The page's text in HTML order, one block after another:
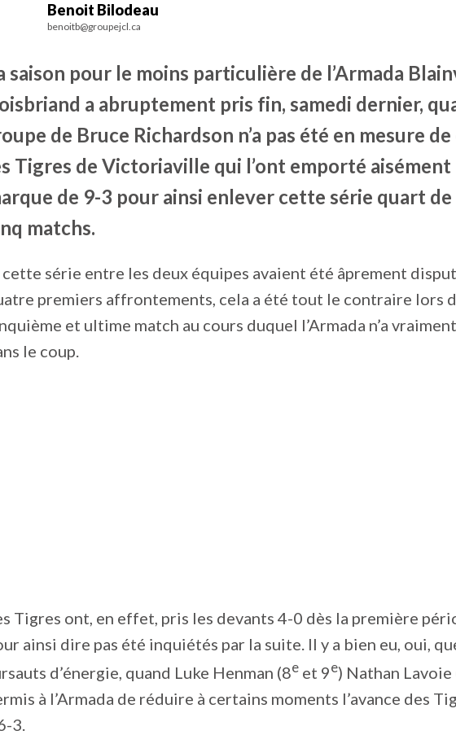
Benoit Bilodeau
benoitb@groupejcl.ca
saison pour le moins particulière de l’Armada
a abruptement pris fin, samedi dernier,
de Bruce Richardson n’a pas été en mesure
Tigres de Victoriaville qui l’ont emporté aisément
de 9-3 pour ainsi enlever cette série quart
matchs.
cette série entre les deux équipes avaient été âprement
premiers affrontements, cela a été tout le contraire lors
et ultime match au cours duquel l’Armada n’a
le coup.
Tigres ont, en effet, pris les devants 4-0 dès la première
ainsi dire pas été inquiétés par la suite. Il y a bien eu, oui,
d’énergie, quand Luke Henman (8eet 9e) Nathan
à l’Armada de réduire à certains moments l’avance des
3.